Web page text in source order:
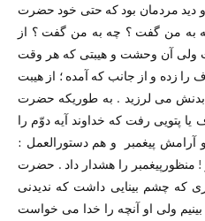
دید مردمان بود که حتی خود حضرت
به من گفت ؟ چه به من گفت ؟ از
آن وحشت و هیبتی که هر وقت
زده و از جانب که آمده ؛ از هیبت
بدنش می لرزید . به طوریکه حضرت
پتویی رفت که خداوند آیه دوّم را
آرامش پیغمبر و هم دستورالعمل :
! منظورپیغمبر را هشدار داد . حضرت
که چشم بینایی داشت که ندیدنی
بینیم ولی او آنچه را خدا می خواست